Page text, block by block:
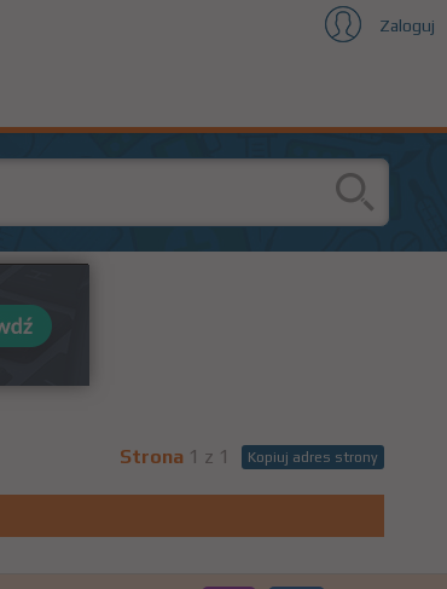
Zaloguj
Kopiuj adres strony
Strona 1 z 1